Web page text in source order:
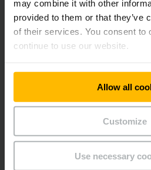
may combine it with other
provided to them or that they’ve
of their services. You consent to
continue to use our website.
Allow all
Customize
Use necessary
jelentős méretű, és minden
növekedési rátával rendelkezik.
és szakértelmével jelentősen
Jungheinrich automatizálási
Udo Panenka jelenleg a kanadai
automatizálásért felelős vezetője.
pozíciókat töltött be az amerikai
először a Kollmorgennél, majd az
született 1969-ben, üzleti
diplomázott, házas és két